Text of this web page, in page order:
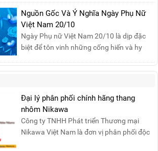
sản, giảm thiểu nguy cơ cháy nổ phòng thí
nghiệm.
Nguồn Gốc Và Ý Nghĩa Ngày Phụ Nữ
Việt Nam 20/10
Ngày Phụ nữ Việt Nam 20/10 là dịp đặc
biệt để tôn vinh những cống hiến và hy
Khởi nguồn từ sự ra đời của Hội Phụ nữ
của phụ nữ ...
Đại lý phân phối chính hãng thang
nhôm Nikawa
Công ty TNHH Phát triển Thương mại
Nikawa Việt Nam là đơn vị phân phối độc